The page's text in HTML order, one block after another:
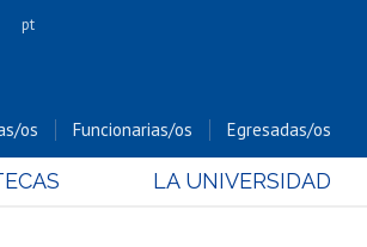
pt
os Funcionarias/os Egresadas/os
LA UNIVERSIDAD